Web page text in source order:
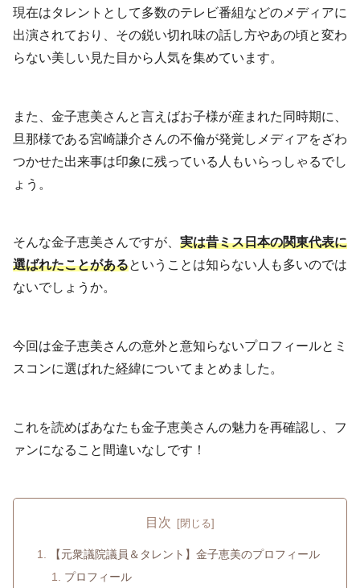
現在はタレントとして多数のテレビ番組などのメディアに
出演されており、その鋭い切れ味の話し方やあの頃と変わ
らない美しい見た目から人気を集めています。
また、金子恵美さんと言えばお子様が産まれた同時期に、
旦那様である宮崎謙介さんの不倫が発覚しメディアをざわ
つかせた出来事は印象に残っている人もいらっしゃるでし
ょう。
そんな金子恵美さんですが、 実は昔ミス日本の関東代表に
選ばれたことがあるということは知らない人も多いのでは
ないでしょうか。
今回は金子恵美さんの意外と意知らないプロフィールとミ
スコンに選ばれた経緯についてまとめました。
これを読めばあなたも金子恵美さんの魅力を再確認し、フ
ァンになること間違いなしです！
目次
【元衆議院議員＆タレント】金子恵美のプロフィール
プロフィール